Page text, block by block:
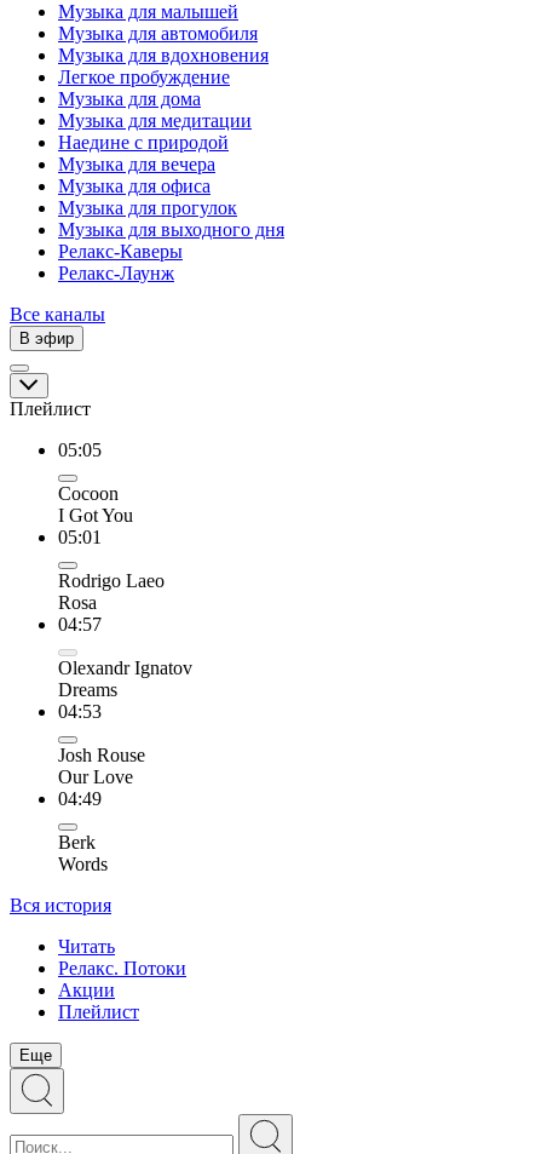
Музыка для малышей
Музыка для автомобиля
Музыка для вдохновения
Легкое пробуждение
Музыка для дома
Музыка для медитации
Наедине с природой
Музыка для вечера
Музыка для офиса
Музыка для прогулок
Музыка для выходного дня
Релакс-Каверы
Релакс-Лаунж
Все каналы
В эфир
Плейлист
05:05
Cocoon
I Got You
05:01
Rodrigo Laeo
Rosa
04:57
Olexandr Ignatov
Dreams
04:53
Josh Rouse
Our Love
04:49
Berk
Words
Вся история
Читать
Релакс. Потоки
Акции
Плейлист
Еще